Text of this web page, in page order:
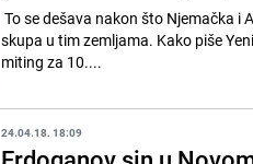
To se dešava nakon što Njemačka
skupa u tim zemljama. Kako piše
miting za 10....
24.04.18. 18:09